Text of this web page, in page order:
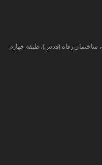
ساختمان رفاه (قدس)، طبقه چهارم